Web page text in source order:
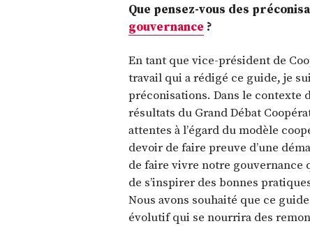
Que pensez-vous des
gouvernance ?
En tant que vice-président de
travail qui a rédigé ce guide, je
préconisations. Dans le contexte
résultats du Grand Débat
attentes à l’égard du modèle
devoir de faire preuve d’une
de faire vivre notre
de s’inspirer des bonnes
Nous avons souhaité que ce
évolutif qui se nourrira des